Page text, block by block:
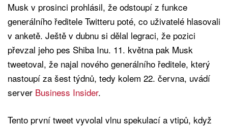
Musk v prosinci prohlásil, že odstoupí z funkce
generálního ředitele Twitteru poté, co uživatelé hlasovali
v anketě. Ještě v dubnu si dělal legraci, že pozici
převzal jeho pes Shiba Inu. 11. května pak Musk
tweetoval, že najal nového generálního ředitele, který
nastoupí za šest týdnů, tedy kolem 22. června, uvádí
server Business Insider.
Tento první tweet vyvolal vlnu spekulací a vtipů, když